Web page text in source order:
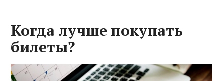
Когда лучше покупать
билеты?